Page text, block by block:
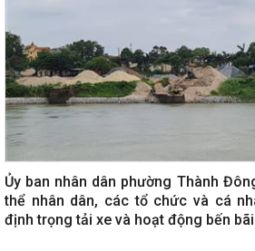
Ủy ban nhân dân phường Thành
thể nhân dân, các tổ chức và cá
định trọng tải xe và hoạt động bến